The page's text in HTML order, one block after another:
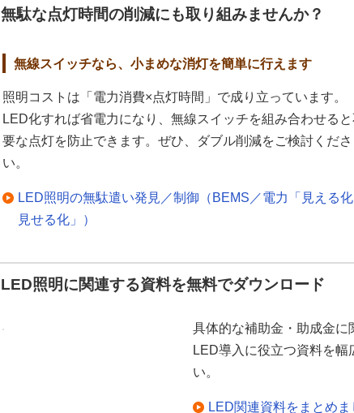
無駄な点灯時間の削減にも取り組みませんか？
無線スイッチなら、小まめな消灯を簡単に行えます
照明コストは「電力消費×点灯時間」で成り立っています。
LED化すれば省電力になり、無線スイッチを組み合わせる
要な点灯を防止できます。ぜひ、ダブル削減をご検討くださ
い。
LED照明の無駄遣い発見／制御（BEMS／電力「見える
見せる化」）
LED照明に関連する資料を無料でダウンロード
具体的な補助金・助成金
LED導入に役立つ資料を
い。
LED関連資料をまとめ